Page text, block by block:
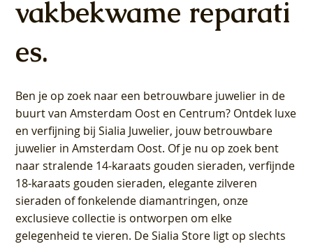
vakbekwame reparati
es.
Ben je op zoek naar een betrouwbare juwelier in de
buurt van Amsterdam Oost en Centrum? Ontdek luxe
en verfijning bij Sialia Juwelier, jouw betrouwbare
juwelier in Amsterdam Oost. Of je nu op zoek bent
naar stralende 14-karaats gouden sieraden, verfijnde
18-karaats gouden sieraden, elegante zilveren
sieraden of fonkelende diamantringen, onze
exclusieve collectie is ontworpen om elke
gelegenheid te vieren. De Sialia Store ligt op slechts